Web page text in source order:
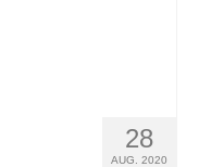
28
AUG. 2020